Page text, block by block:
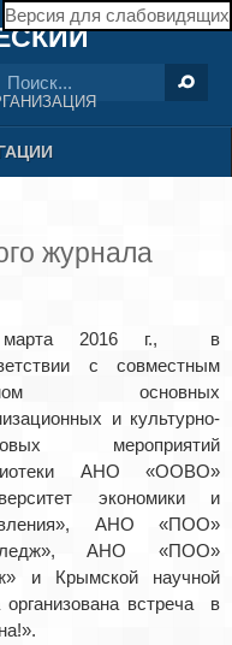
Версия для слабовидящих
журнала
2016 г., в
с совместным
основных
и культурно-
мероприятий
АНО «ООВО»
экономики и
АНО «ПОО»
АНО «ПОО»
и Крымской научной
встреча в